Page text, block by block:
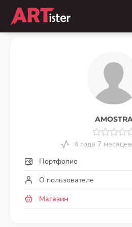
4 года 7
Портфолио
О пользователе
Магазин